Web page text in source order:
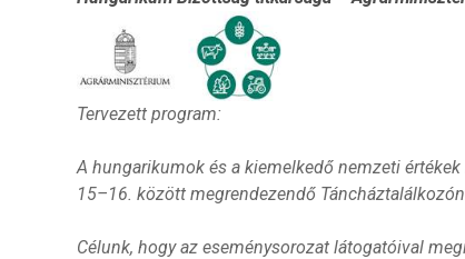
Tervezett program:
A hungarikumok és a kiemelkedő nemzeti
15–16. között megrendezendő Táncháztalálkozón.
Célunk, hogy az eseménysorozat látogatóival